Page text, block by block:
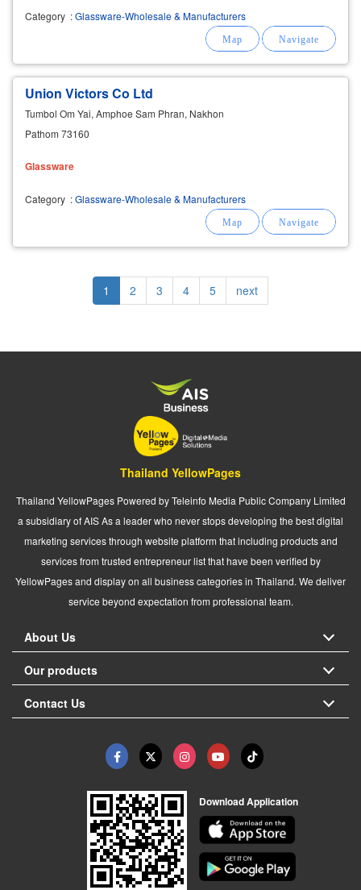
Category :Glassware-Wholesale & Manufacturers
Union Victors Co Ltd
Tumbol Om Yai, Amphoe Sam Phran, Nakhon
Pathom 73160
Glassware
Category :Glassware-Wholesale & Manufacturers
Pagination Current
page
1 Page
2 Page
3 Page
4 Page
5
Next
page
next
Thailand YellowPages
Thailand YellowPages Powered by Teleinfo Media Public Company Limited
a subsidiary of AIS As a leader who never stops developing the best digital
marketing services through website platform that including products and
services from trusted entrepreneur list that have been verified by
YellowPages and display on all business categories in Thailand. We deliver
service beyond expectation from professional team.
About Us
Our products
Contact Us
Download Application